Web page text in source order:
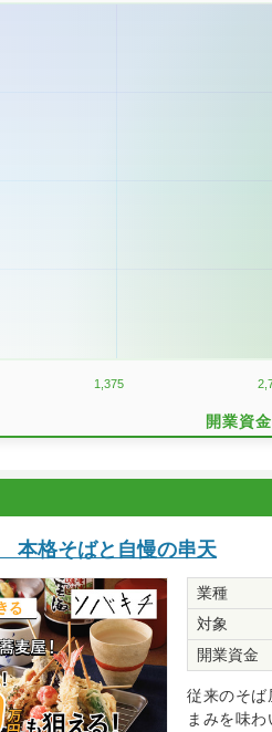
1,375
開業資
本格そばと自慢の串天
業種
対象
開業資金
従来のそば
まみを味